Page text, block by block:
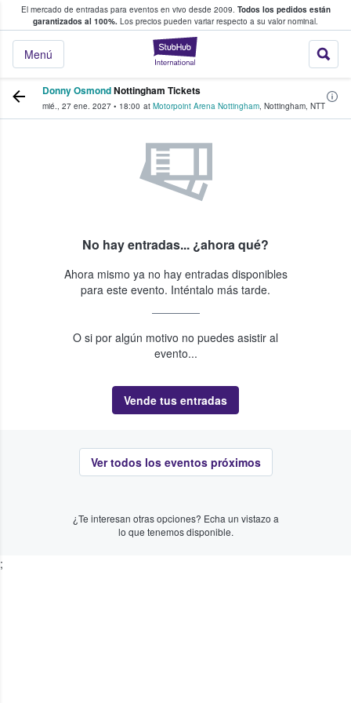
El mercado de entradas para eventos en vivo desde 2009. Todos los pedidos están
garantizados al 100%. Los precios pueden variar respecto a su valor nominal.
StubHub:
Menú
y venta de entradas entre fans
Donny OsmondNottingham Tickets
mié., 27 ene. 2027 • 18:00 at Motorpoint Arena Nottingham, Nottingham, NTT
No hay entradas... ¿ahora qué?
Ahora mismo ya no hay entradas disponibles
para este evento. Inténtalo más tarde.
O si por algún motivo no puedes asistir al
evento...
Vende tus entradas
Ver todos los eventos próximos
¿Te interesan otras opciones? Echa un vistazo a
lo que tenemos disponible.
;